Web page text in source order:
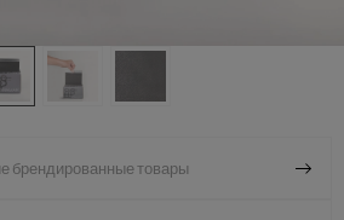
брендированные товары